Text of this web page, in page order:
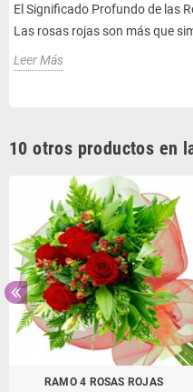
El Significado Profundo de las
Las rosas rojas son más que
Leer Más
10 otros productos en
RAMO 4 ROSAS ROJAS